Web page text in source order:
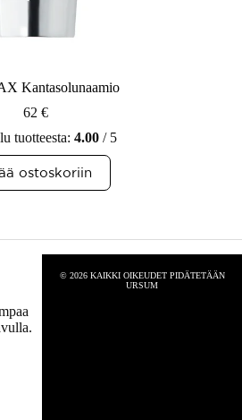
Kantasolunaamio
62€
tuotteesta: 4.00/ 5
ostoskoriin
© 2026 KAIKKI OIKEUDET PIDÄTETÄÄN
URSUM